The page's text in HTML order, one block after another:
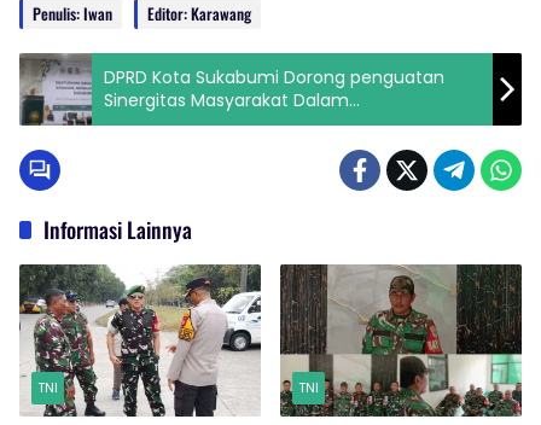
Penulis: Iwan Editor: Karawang
DPRD Kota Sukabumi Dorong penguatan
Sinergitas Masyarakat Dalam
Pemberdayaan Perempuan
Informasi Lainnya
TNI TNI